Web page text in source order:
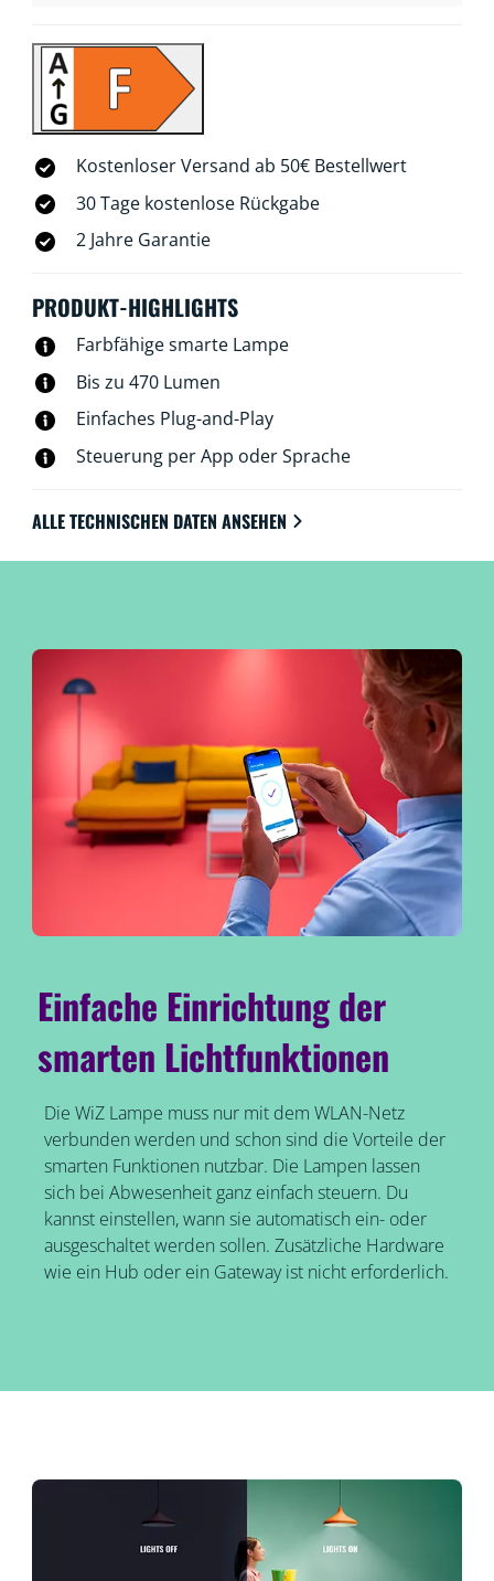
Kostenloser Versand ab 50€ Bestellwert
30 Tage kostenlose Rückgabe
2 Jahre Garantie
PRODUKT-HIGHLIGHTS
Farbfähige smarte Lampe
Bis zu 470 Lumen
Einfaches Plug-and-Play
Steuerung per App oder Sprache
ALLE TECHNISCHEN DATEN ANSEHEN
Einfache Einrichtung der
smarten Lichtfunktionen
Die WiZ Lampe muss nur mit dem WLAN-Netz
verbunden werden und schon sind die Vorteile der
smarten Funktionen nutzbar. Die Lampen lassen
sich bei Abwesenheit ganz einfach steuern. Du
kannst einstellen, wann sie automatisch ein- oder
ausgeschaltet werden sollen. Zusätzliche Hardware
wie ein Hub oder ein Gateway ist nicht erforderlich.